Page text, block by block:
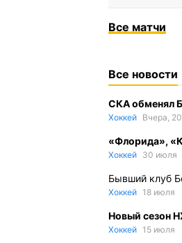
Все матчи
Все новости
СКА обменял
Хоккей Вчера,
«Флорида»,
Хоккей 30 июля
Бывший клуб
Хоккей 18 июля
Новый сезон
Хоккей 15 июля